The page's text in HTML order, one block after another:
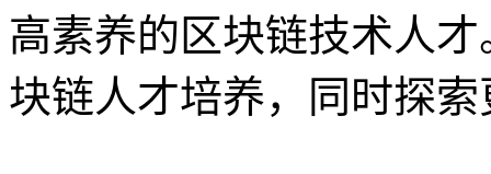
高素养的区块链技术人
块链人才培养，同时探